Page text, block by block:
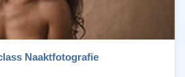
Naaktfotografie